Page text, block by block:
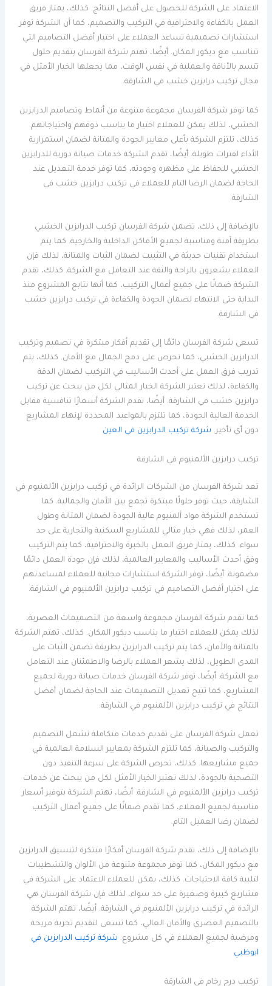
الاعتماد على الشركة للحصول على أفضل النتائج. كذلك، يمتاز فريق
العمل بالكفاءة والاحترافية في التركيب والتصميم، كما أن الشركة توفر
استشارات تصميمية تساعد العملاء على اختيار أفضل التصاميم التي
تتناسب مع ديكور المكان. أيضًا، تهتم شركة الفرسان بتقديم حلول
تتسم بالأناقة والعملية في نفس الوقت، مما يجعلها الخيار الأمثل في
مجال تركيب درابزين خشب في الشارقة.
كما توفر شركة الفرسان مجموعة متنوعة من أنماط وتصاميم الدرابزين
الخشبي، لذلك يمكن للعملاء اختيار ما يناسب ذوقهم واحتياجاتهم.
كذلك، تلتزم الشركة بأعلى معايير الجودة والمتانة لضمان استمرارية
الأداء لفترات طويلة. أيضًا، تقدم الشركة خدمات صيانة دورية للدرابزين
الخشبي للحفاظ على مظهره وجودته، كما توفر خدمة التعديل عند
الحاجة لضمان الرضا التام للعملاء في تركيب درابزين خشب في
الشارقة.
بالإضافة إلى ذلك، تضمن شركة الفرسان تركيب الدرابزين الخشبي
بطريقة آمنة ومناسبة لجميع الأماكن الداخلية والخارجية. كما يتم
استخدام تقنيات حديثة في التثبيت لضمان الثبات والمتانة، لذلك فإن
العملاء يشعرون بالراحة والثقة عند التعامل مع الشركة. كذلك، تقدم
الشركة ضمانًا على جميع أعمال التركيب، كما أنها تتابع المشروع منذ
البداية حتى الانتهاء لضمان الجودة والكفاءة في تركيب درابزين خشب
في الشارقة.
تسعى شركة الفرسان دائمًا إلى تقديم أفكار مبتكرة في تصميم وتركيب
الدرابزين الخشبي، كما تحرص على دمج الجمال مع الأمان. كذلك، يتم
تدريب فرق العمل على أحدث الأساليب في التركيب لضمان الدقة
والكفاءة، لذلك تعتبر الشركة الخيار المثالي لكل من يبحث عن تركيب
درابزين خشب في الشارقة. أيضًا، تقدم الشركة أسعارًا تنافسية مقابل
الخدمة العالية الجودة، كما تلتزم بالمواعيد المحددة لإنهاء المشاريع
دون أي تأخير. شركة تركيب الدرابزين في العين
تركيب درابزين الألمنيوم في الشارقة
تعد شركة الفرسان من الشركات الرائدة في تركيب درابزين الألمنيوم في
الشارقة، حيث توفر حلولًا مبتكرة تجمع بين الأمان والجمالية. كما
تستخدم الشركة مواد ألمنيوم عالية الجودة لضمان المتانة وطول
العمر، لذلك فهي خيار مثالي للمشاريع السكنية والتجارية على حد
سواء. كذلك، يمتاز فريق العمل بالخبرة والاحترافية، كما يتم التركيب
وفق أحدث الأساليب والمعايير العالمية، لذلك فإن جودة العمل دائمًا
مضمونة. أيضًا، توفر الشركة استشارات مجانية للعملاء لمساعدتهم
على اختيار أفضل التصاميم في تركيب درابزين الألمنيوم في الشارقة.
كما تقدم شركة الفرسان مجموعة واسعة من التصميمات العصرية،
لذلك يمكن للعملاء اختيار ما يناسب ديكور المكان. كذلك، تهتم الشركة
بالمتانة والأمان، كما يتم تركيب الدرابزين بطريقة تضمن الثبات على
المدى الطويل، لذلك يشعر العملاء بالرضا والاطمئنان عند التعامل
مع الشركة. أيضًا، توفر شركة الفرسان خدمات صيانة دورية لجميع
المشاريع، كما تتيح تعديل التصميمات عند الحاجة لضمان أفضل
النتائج في تركيب درابزين الألمنيوم في الشارقة.
تعمل شركة الفرسان على تقديم خدمات متكاملة تشمل التصميم
والتركيب والصيانة، كما تلتزم الشركة بمعايير السلامة العالمية في
جميع مشاريعها. كذلك، تحرص الشركة على سرعة التنفيذ دون
التضحية بالجودة، لذلك تعتبر الخيار الأمثل لكل من يبحث عن خدمات
تركيب درابزين الألمنيوم في الشارقة. أيضًا، تهتم الشركة بتوفير أسعار
مناسبة لجميع العملاء، كما تقدم ضمانًا على جميع أعمال التركيب
لضمان رضا العميل التام.
بالإضافة إلى ذلك، تقدم شركة الفرسان أفكارًا مبتكرة لتنسيق الدرابزين
مع ديكور المكان، كما توفر مجموعة متنوعة من الألوان والتشطيبات
لتلبية كافة الاحتياجات. كذلك، يمكن للعملاء الاعتماد على الشركة في
مشاريع كبيرة وصغيرة على حد سواء، لذلك فإن شركة الفرسان هي
الرائدة في تركيب درابزين الألمنيوم في الشارقة. أيضًا، تهتم الشركة
بالتصميم العصري والأمان العالي، كما تسعى لتقديم تجربة مريحة
ومرضية لجميع العملاء في كل مشروع. شركة تركيب الدرابزين في
ابوظبي
تركيب درج رخام في الشارقة